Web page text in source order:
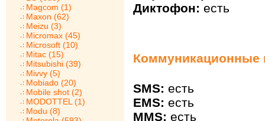
Magcom (1)
Maxon (62)
Meizu (3)
Micromax (45)
Microsoft (10)
Mitac (15)
Mitsubishi (39)
Mivvy (5)
Mobiado (20)
Mobile shot (2)
MODOTTEL (1)
Modu (8)
Диктофон: есть
Коммуникационные
SMS: есть
EMS: есть
MMS: есть